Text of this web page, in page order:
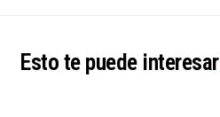
Esto te puede interesar